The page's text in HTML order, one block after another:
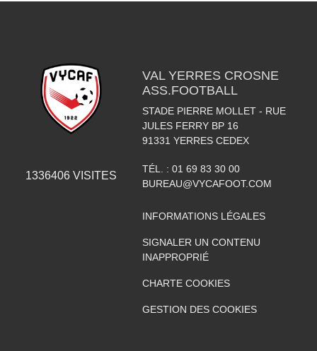
1336406VISITES
VAL YERRES CROSNE
ASS.FOOTBALL
STADE PIERRE MOLLET - RUE
JULES FERRY BP 16
91331 YERRES CEDEX
TÉL. : 01 69 83 30 00
BUREAU@VYCAFOOT.COM
INFORMATIONS LÉGALES
SIGNALER UN CONTENU
INAPPROPRIÉ
CHARTE COOKIES
GESTION DES COOKIES